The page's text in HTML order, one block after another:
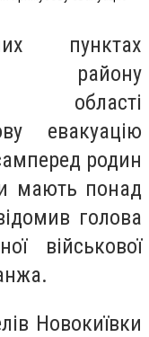
пунктах
району
області
евакуацію
родин
мають понад
голова
військової
Новокиївки